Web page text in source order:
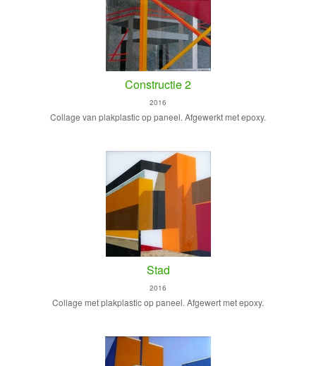
Constructie 2
2016
Collage van plakplastic op paneel. Afgewerkt met epoxy.
Stad
2016
Collage met plakplastic op paneel. Afgewert met epoxy.